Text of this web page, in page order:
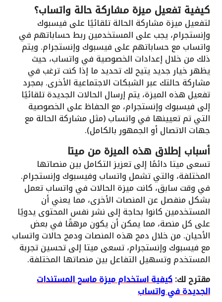
كيفية تفعيل ميزة مشاركة حالة واتساب؟
لتفعيل ميزة مشاركة الحالة تلقائيًا على فيسبوك
وإنستجرام، يجب على المستخدمين ربط حساباتهم في
واتساب مع حساباتهم على فيسبوك وإنستجرام. ويتم
ذلك من خلال إعدادات الخصوصية في واتساب، حيث
يظهر خيار جديد يتيح لك تحديد ما إذا كنت ترغب في
مشاركة حالتك عبر الشبكات الاجتماعية الأخرى. بمجرد
تفعيل هذه الميزة، يتم إرسال الحالات الجديدة تلقائيًا
إلى فيسبوك وإنستجرام، مع الحفاظ على الخصوصية
التي تم تعيينها في واتساب (مثل مشاركة الحالة مع
جهات الاتصال أو الجمهور بالكامل).
أسباب إطلاق هذه الميزة من ميتا
تسعى ميتا دائمًا إلى تعزيز التكامل بين منصاتها
المختلفة، والتي تشمل واتساب وفيسبوك وإنستجرام.
في وقت سابق، كانت ميزة الحالات في واتساب تعمل
بشكل منفصل عن المنصات الأخرى، مما يعني أن
المستخدمين كانوا بحاجة إلى نشر نفس المحتوى يدويًا
على كل منصة، مما يمكن أن يكون مرهقًا في بعض
الأحيان. من خلال دمج هذه المنصات ودمج حالات واتساب
مع فيسبوك وإنستجرام، تسعى ميتا إلى تحسين تجربة
المستخدم وتسهيل التفاعل بين منصاتها المختلفة.
مقترح لك:كيفية استخدام ميزة ماسح المستندات
الجديدة في واتساب